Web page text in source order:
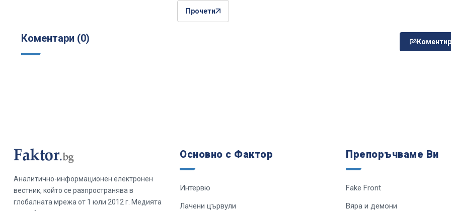
Прочети
Коментари (0)
Аналитично-информационен електронен
вестник, който се разпространява в
глобалната мрежа от 1 юли 2012 г. Медията
Основно с Фактор
Интервю
Лачени цървули
Препоръчваме Ви
Fake Front
Вяра и демони